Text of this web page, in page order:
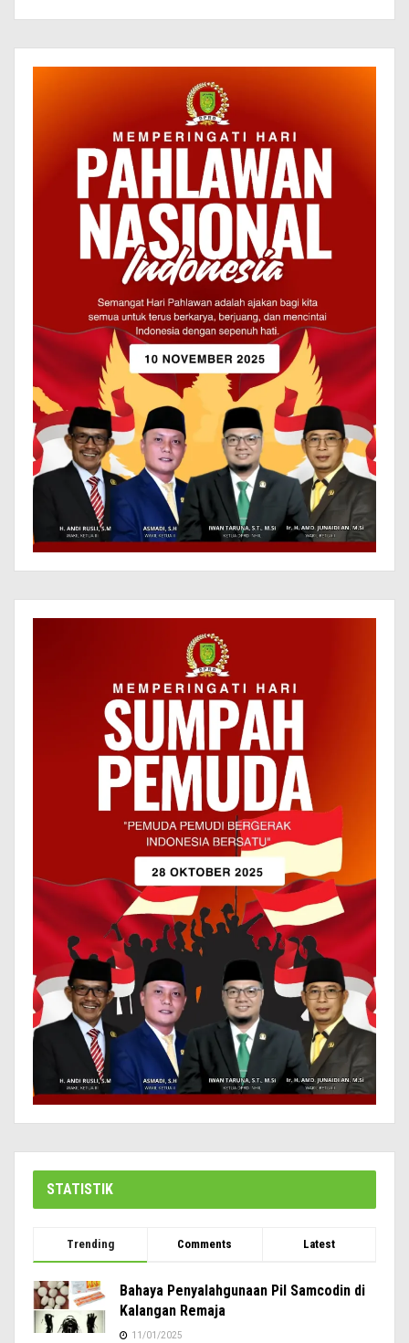
STATISTIK
Trending Comments Latest
Bahaya Penyalahgunaan Pil Samcodin di
Kalangan Remaja
11/01/2025